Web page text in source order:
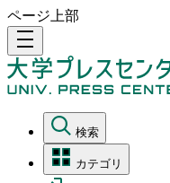
ページ上部
density_medium
検索
カテゴリ